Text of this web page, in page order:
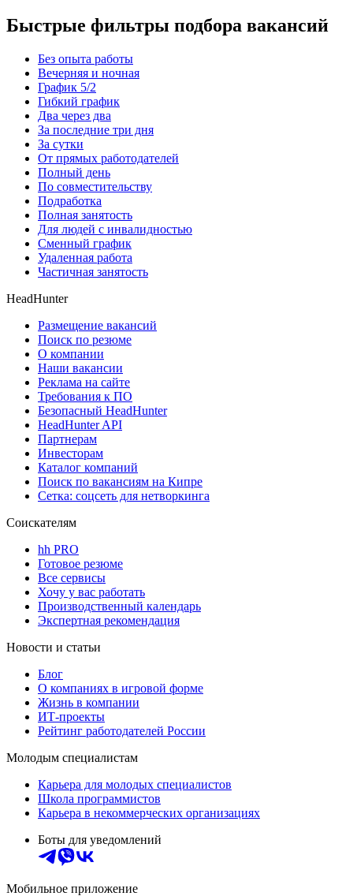
Быстрые фильтры подбора вакансий
Без опыта работы
Вечерняя и ночная
График 5/2
Гибкий график
Два через два
За последние три дня
За сутки
От прямых работодателей
Полный день
По совместительству
Подработка
Полная занятость
Для людей с инвалидностью
Сменный график
Удаленная работа
Частичная занятость
HeadHunter
Размещение вакансий
Поиск по резюме
О компании
Наши вакансии
Реклама на сайте
Требования к ПО
Безопасный HeadHunter
HeadHunter API
Партнерам
Инвесторам
Каталог компаний
Поиск по вакансиям на Кипре
Сетка: соцсеть для нетворкинга
Соискателям
hh PRO
Готовое резюме
Все сервисы
Хочу у вас работать
Производственный календарь
Экспертная рекомендация
Новости и статьи
Блог
О компаниях в игровой форме
Жизнь в компании
ИТ-проекты
Рейтинг работодателей России
Молодым специалистам
Карьера для молодых специалистов
Школа программистов
Карьера в некоммерческих организациях
Боты для уведомлений
Мобильное приложение